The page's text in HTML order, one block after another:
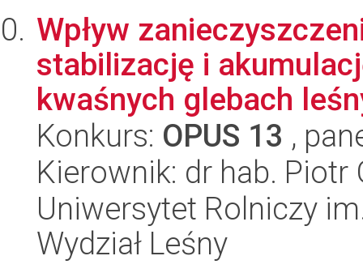
Wpływ
stabilizację i
kwaśnych glebach
Konkurs: OPUS 13 ,
Kierownik: dr hab. Piotr
Uniwersytet Rolniczy
Wydział Leśny